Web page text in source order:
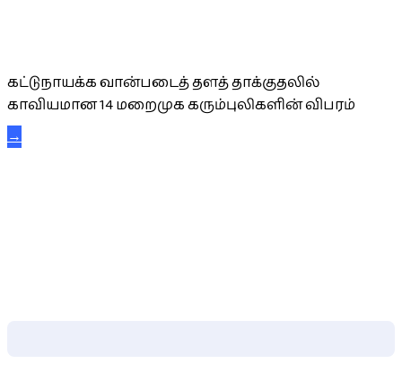
கட்டுநாயக்க வான்படைத் தளத் தாக்குதலில்
காவியமான 14 மறைமுக கரும்புலிகளின் விபரம்
→